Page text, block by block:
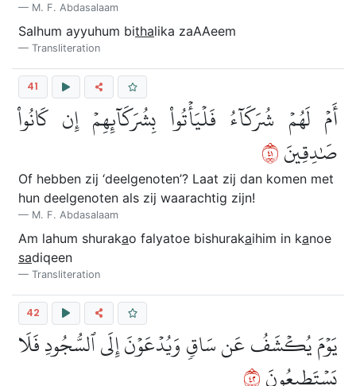
M. F. Abdasalaam
Salhum ayyuhum bithalika zaAAeem
Transliteration
41
أَمۡ لَهُمۡ شُرَكَآءُ فَلۡيَأۡتُواْ بِشُرَكَآئِهِمۡ إِن كَانُواْ
صَٰدِقِينَ١٤
Of hebben zij ‘deelgenoten’? Laat zij dan komen met
hun deelgenoten als zij waarachtig zijn!
M. F. Abdasalaam
Am lahum shurakao falyatoe bishurakaihim in kanoe
sadiqeen
Transliteration
42
يَوۡمَ يُكۡشَفُ عَن سَاقٖ وَيُدۡعَوۡنَ إِلَى ٱلسُّجُودِ فَلَا